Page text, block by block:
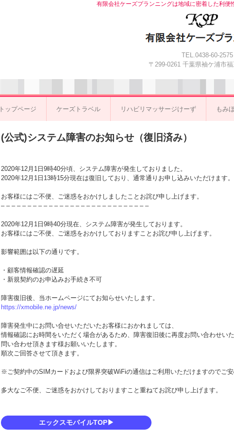
有限会社ケーズプランニングは地域に密着した利便
TEL.0438-60-2575
〒299-0261 千葉県袖ケ浦市
トップページ ケーズトラベル リハビリマッサージけーず もみ
(公式)システム障害のお知らせ（復旧済み）
2020年12月1日9時40分頃、システム障害が発生しておりました。
2020年12月1日13時15分現在は復旧しており、通常通りお申し込みいただけます。
お客様にはご不便、ご迷惑をおかけしましたことお詫び申し上げます。
– – – – – – – – – – – – – – – – – – – – – – – – – – – –
2020年12月1日9時40分現在、システム障害が発生しております。
お客様にはご不便、ご迷惑をおかけしておりますことお詫び申し上げます。
影響範囲は以下の通りです。
・顧客情報確認の遅延
・新規契約のお申込みお手続き不可
障害復旧後、当ホームページにてお知らせいたします。
https://xmobile.ne.jp/news/
障害発生中にお問い合せいただいたお客様におかれましては、
情報確認にお時間をいただく場合があるため、障害復旧後に再度お問い合わせい
問い合わせ頂きます様お願いいたします。
順次ご回答させて頂きます。
※ご契約中のSIMカードおよび限界突破WiFiの通信はご利用いただけますのでご安
多大なご不便、ご迷惑をおかけしておりますこと重ねてお詫び申し上げます。
エックスモバイルTOP▶